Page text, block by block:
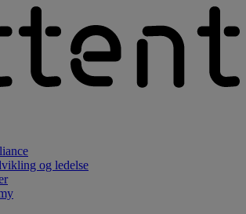
og ledelse